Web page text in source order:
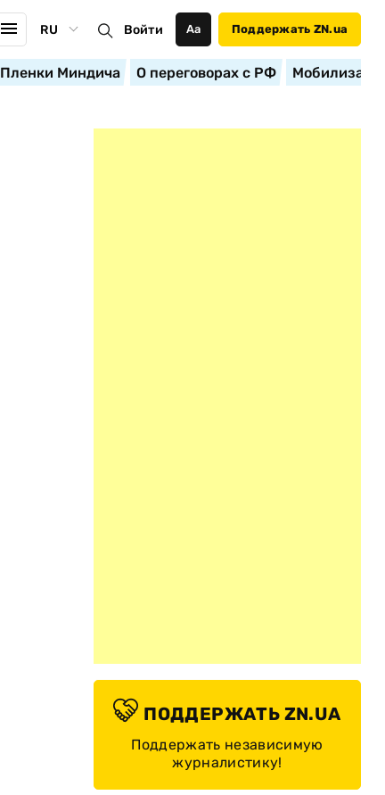
RU Войти Аа Поддержать ZN.ua
Пленки Миндича О переговорах с РФ
ПОДДЕРЖАТЬ ZN.UA
Поддержать независимую
журналистику!